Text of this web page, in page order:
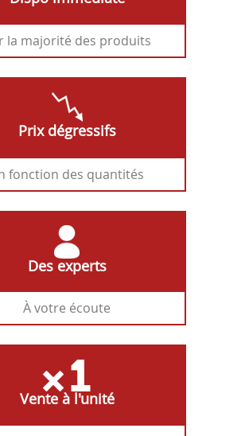
la majorité des produits
Prix dégressifs
fonction des quantités
Des experts
À votre écoute
Vente à l'unité